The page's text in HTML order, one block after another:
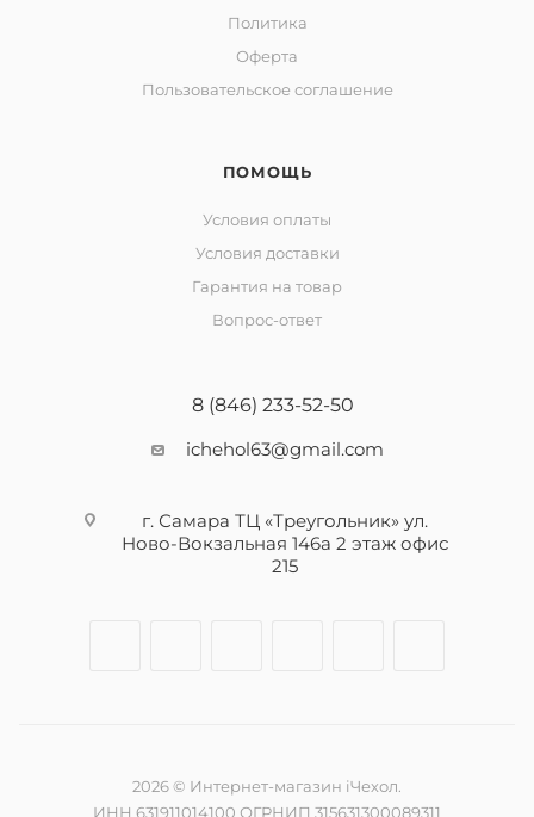
Политика
Оферта
Пользовательское соглашение
ПОМОЩЬ
Условия оплаты
Условия доставки
Гарантия на товар
Вопрос-ответ
8 (846) 233-52-50
ichehol63@gmail.com
г. Самара ТЦ «Треугольник» ул.
Ново-Вокзальная 146а 2 этаж офис
215
2026 © Интернет-магазин iЧехол.
ИНН 631911014100 ОГРНИП 315631300089311